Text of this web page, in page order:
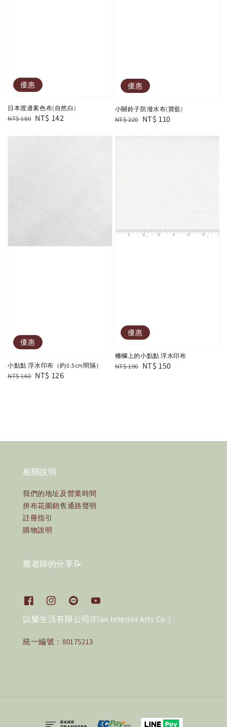
優惠
日本渡邊素色布(自然白)
Regular
NT$ 180 Sale
NT$ 142
優惠
小關鈴子防潑水布(寶藍)
Regular
NT$ 220 Sale
NT$ 110
優惠
小點點 浮水印布（約0.5cm間隔）
Regular
NT$ 160 Sale
NT$ 126
優惠
柵欄上的小點點 浮水印布
Regular
NT$ 190 Sale
NT$ 150
相關說明
我們的地址及營業時間
拼布花園銷售通路聲明
註冊指引
購物說明
龐老師的分享📝
以樂生活有限公司(Elan Interior Arts Co.)
統一編號：80175213